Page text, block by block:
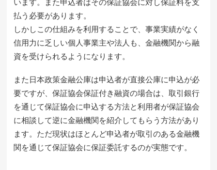
います。また申込者はその保証協会に対し保証料を支
払う必要があります。
しかしこの仕組みを利用することで、事業実績がなく
信用力に乏しい個人事業主や法人も、金融機関から融
資を受けられるようになります。
また日本政策金融公庫は申込者が直接公庫に申込が必
要ですが、保証協会保証付き融資の場合は、取引銀行
を通じて保証協会に申込する方法と利用者が保証協会
に相談して逆に金融機関を紹介してもらう方法があり
ます。ただ現状はほとんど申込者が取引のある金融機
関を通じて保証協会に保証委託するのが実態です。